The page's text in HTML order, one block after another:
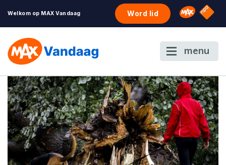
Welkom op MAX Vandaag Word lid Omroep
NPO
menu